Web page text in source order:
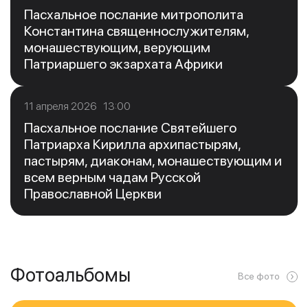
Пасхальное послание митрополита
Константина священнослужителям,
монашествующим, верующим
Патриаршего экзархата Африки
11 апреля 2026 13:00
Пасхальное послание Святейшего
Патриарха Кирилла архипастырям,
пастырям, диаконам, монашествующим и
всем верным чадам Русской
Православной Церкви
Фотоальбомы Все фото